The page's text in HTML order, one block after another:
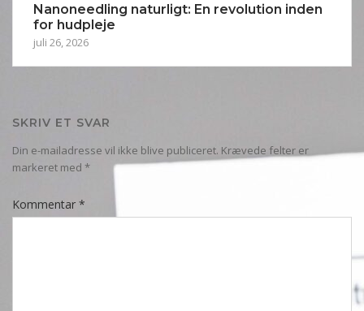
Nanoneedling naturligt: En revolution inden
for hudpleje
juli 26, 2026
SKRIV ET SVAR
Din e-mailadresse vil ikke blive publiceret. Krævede felter er
markeret med *
Kommentar *